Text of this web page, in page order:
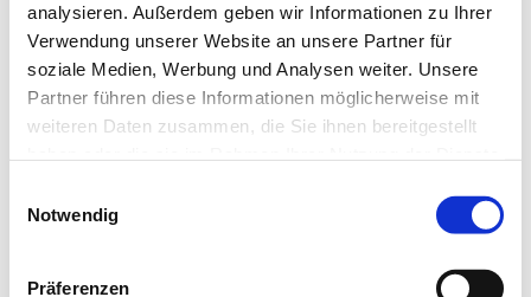
analysieren. Außerdem geben wir Informationen zu Ihrer
Verwendung unserer Website an unsere Partner für
soziale Medien, Werbung und Analysen weiter. Unsere
Partner führen diese Informationen möglicherweise mit
weiteren Daten zusammen, die Sie ihnen bereitgestellt
Notwendig
Präferenzen
Kontakt für Taufgespräch
Bitte nehmen Sie mit unserem Kirchenbüro Kontakt
auf.
Tel: 05746 - 8238 (Di, Do u. Fr. von 8:30 bis 12:00
roedinghausen@kirchenkreis-herford.de